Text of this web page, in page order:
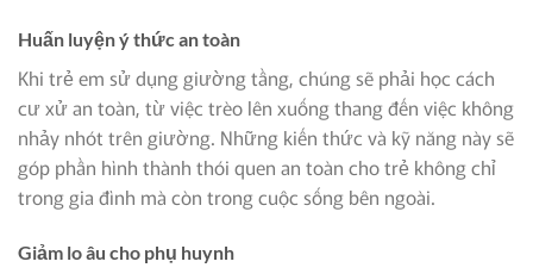
Huấn luyện ý thức an toàn
Khi trẻ em sử dụng giường tầng, chúng sẽ phải học cách
cư xử an toàn, từ việc trèo lên xuống thang đến việc không
nhảy nhót trên giường. Những kiến thức và kỹ năng này sẽ
góp phần hình thành thói quen an toàn cho trẻ không chỉ
trong gia đình mà còn trong cuộc sống bên ngoài.
Giảm lo âu cho phụ huynh